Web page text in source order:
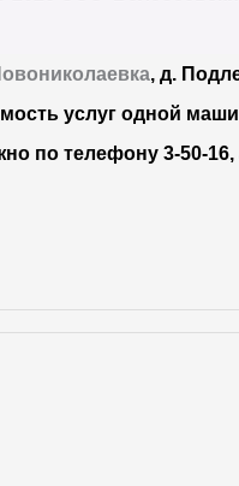
, д.
услуг одной
по телефону 3-50-